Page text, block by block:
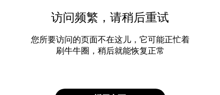
访问频繁，请稍后重试
您所要访问的页面不在这儿，它可能正忙着
刷牛牛圈，稍后就能恢复正常